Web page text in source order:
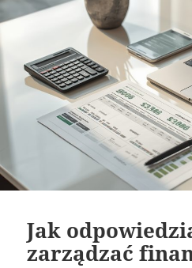
Jak
zarządzać